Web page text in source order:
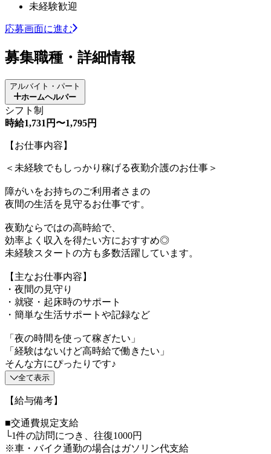
未経験歓迎
応募画面に進む
募集職種・詳細情報
アルバイト・パート
ホームヘルパー
シフト制
時給1,731円〜1,795円
【お仕事内容】
＜未経験でもしっかり稼げる夜勤介護のお仕事＞
障がいをお持ちのご利用者さまの
夜間の生活を見守るお仕事です。
夜勤ならではの高時給で、
効率よく収入を得たい方におすすめ◎
未経験スタートの方も多数活躍しています。
【主なお仕事内容】
・夜間の見守り
・就寝・起床時のサポート
・簡単な生活サポートや記録など
「夜の時間を使って稼ぎたい」
「経験はないけど高時給で働きたい」
そんな方にぴったりです♪
全て表示
【給与備考】
■交通費規定支給
└1件の訪問につき、往復1000円
※車・バイク通勤の場合はガソリン代支給